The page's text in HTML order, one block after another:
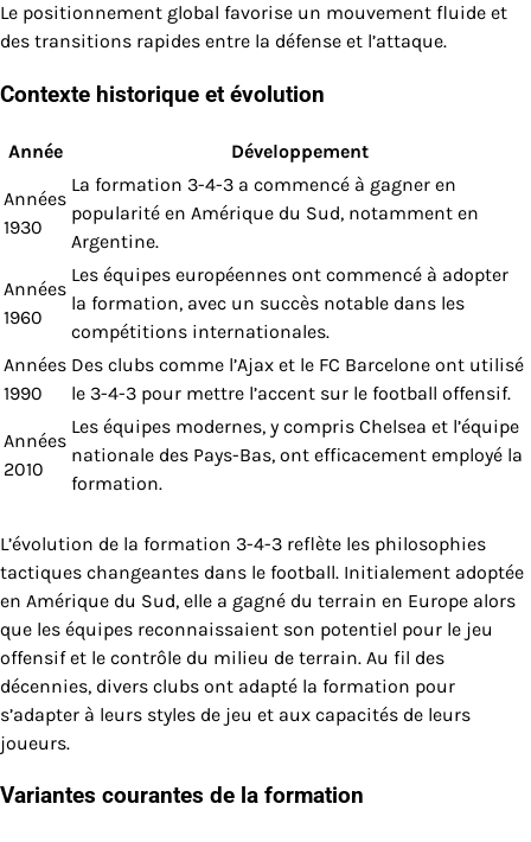
Le positionnement global favorise un mouvement fluide et
des transitions rapides entre la défense et l’attaque.
Contexte historique et évolution
Année Développement
Années
1930
La formation 3-4-3 a commencé à gagner en
popularité en Amérique du Sud, notamment en
Argentine.
Années
1960
Les équipes européennes ont commencé à adopter
la formation, avec un succès notable dans les
compétitions internationales.
Années
1990
Des clubs comme l’Ajax et le FC Barcelone ont utilisé
le 3-4-3 pour mettre l’accent sur le football offensif.
Années
2010
Les équipes modernes, y compris Chelsea et l’équipe
nationale des Pays-Bas, ont efficacement employé la
formation.
L’évolution de la formation 3-4-3 reflète les philosophies
tactiques changeantes dans le football. Initialement adoptée
en Amérique du Sud, elle a gagné du terrain en Europe alors
que les équipes reconnaissaient son potentiel pour le jeu
offensif et le contrôle du milieu de terrain. Au fil des
décennies, divers clubs ont adapté la formation pour
s’adapter à leurs styles de jeu et aux capacités de leurs
joueurs.
Variantes courantes de la formation